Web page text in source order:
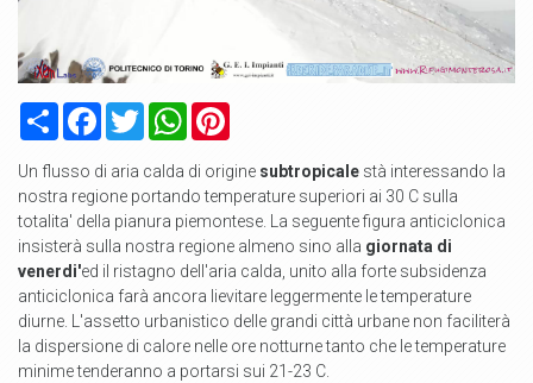
CondividiFacebook
TwitterWhatsApp
Un flusso di aria calda di origine subtropicale stà interessando la
nostra regione portando temperature superiori ai 30 C sulla
totalita' della pianura piemontese. La seguente figura anticiclonica
insisterà sulla nostra regione almeno sino alla giornata di
venerdi'ed il ristagno dell'aria calda, unito alla forte subsidenza
anticiclonica farà ancora lievitare leggermente le temperature
diurne. L'assetto urbanistico delle grandi città urbane non faciliterà
la dispersione di calore nelle ore notturne tanto che le temperature
minime tenderanno a portarsi sui 21-23 C.